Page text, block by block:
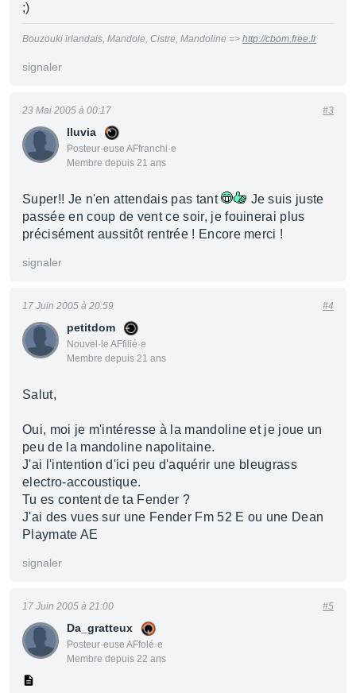
;)
Bouzouki irlandais, Mandole, Cistre, Mandoline => http://cbom.free.fr
signaler
lluvia
Posteur·euse AFfranchi·e
Membre depuis 21 ans
23 Mai 2005 à 00:17 #3
Super!! Je n'en attendais pas tant
Je suis juste
passée en coup de vent ce soir, je fouinerai plus
précisément aussitôt rentrée ! Encore merci !
signaler
petitdom
Nouvel·le AFfilié·e
Membre depuis 21 ans
17 Juin 2005 à 20:59 #4
Salut,
Oui, moi je m'intéresse à la mandoline et je joue un
peu de la mandoline napolitaine.
J'ai l'intention d'ici peu d'aquérir une bleugrass
electro-accoustique.
Tu es content de ta Fender ?
J'ai des vues sur une Fender Fm 52 E ou une Dean
Playmate AE
signaler
Da_gratteux
Posteur·euse AFfolé·e
Membre depuis 22 ans
17 Juin 2005 à 21:00 #5